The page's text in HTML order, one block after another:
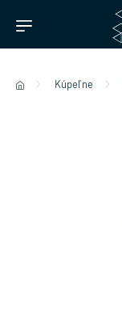
Kúpeľne